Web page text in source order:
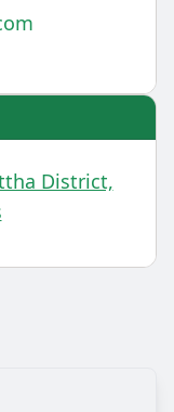
District,